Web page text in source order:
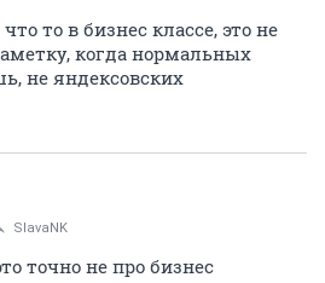
то в бизнес классе, это не
когда нормальных
не яндексовских
SlavaNK
точно не про бизнес